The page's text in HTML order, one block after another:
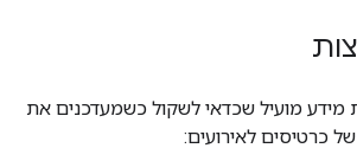
מידע מועיל שכדאי לשקול כשמעדכנים את
כרטיסים לאירועים: